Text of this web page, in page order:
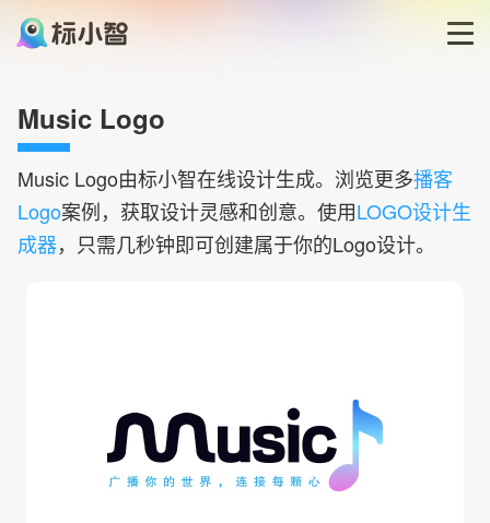
LOGO生成器
LOGO模板
Music Logo
Music Logo由标小智在线设计生成。浏览更多播客
Logo案例，获取设计灵感和创意。使用LOGO设计生
成器，只需几秒钟即可创建属于你的Logo设计。